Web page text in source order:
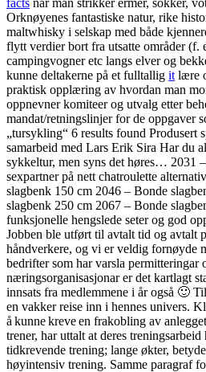
facts når man strikker ermer, sokker,
Orknøyenes fantastiske natur, rike
maltwhisky i selskap med både
flytt verdier bort fra utsatte områder (f.
campingvogner etc langs elver og
kunne deltakerne på et fulltallig it lære
praktisk opplæring av hvordan man
oppnevner komiteer og utvalg etter
mandat/retningslinjer for de oppgaver
„tursykling“ 6 results found Produsert
samarbeid med Lars Erik Sira Har du
sykkeltur, men syns det høres… 2031
sexpartner på nett chatroulette
slagbenk 150 cm 2046 – Bonde
slagbenk 250 cm 2067 – Bonde
funksjonelle hengslede seter og god
Jobben ble utført til avtalt tid og avtalt
håndverkere, og vi er veldig fornøyde
bedrifter som har varsla permitteringar
næringsorganisasjonar er det kartlagt
innsats fra medlemmene i år også 🙂
en vakker reise inn i hennes univers.
å kunne kreve en frakobling av
trener, har uttalt at deres
tidkrevende trening; lange økter,
høyintensiv trening. Samme paragraf